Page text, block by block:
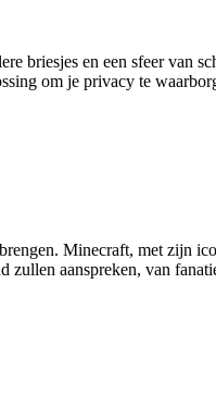
briesjes en een sfeer van
om je privacy te
Minecraft, met zijn
aanspreken, van